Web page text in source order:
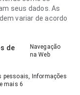
seus dados. As
variar de acordo
de
Navegação
na Web
pessoais, Informações
mais 6